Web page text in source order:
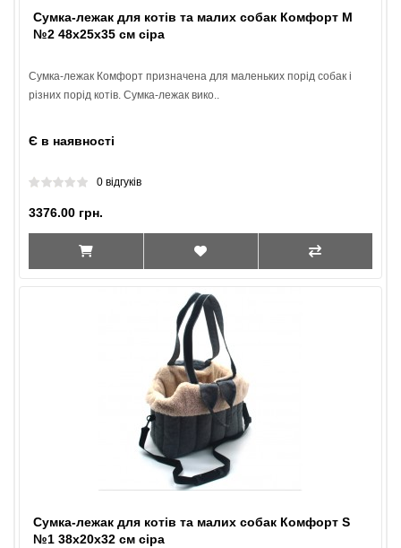
Сумка-лежак для котів та малих собак Комфорт M
№2 48х25х35 см сіра
Сумка-лежак Комфорт призначена для маленьких порід собак і
різних порід котів. Сумка-лежак вико..
Є в наявності
0 відгуків
3376.00 грн.
Сумка-лежак для котів та малих собак Комфорт S
№1 38х20х32 см сіра